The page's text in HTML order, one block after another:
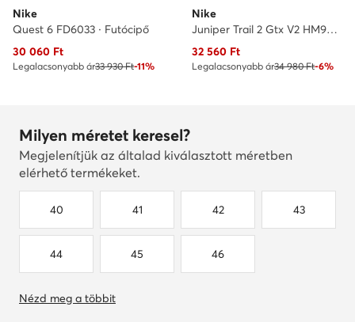
Nike
Quest 6 FD6033 · Futócipő
Aktuális ár
30 060 Ft
Legalacsonyabb ár33 930 Ft-11%
Nike
Juniper Trail 2 Gtx V2 HM9734 200 · Futócipő
Aktuális ár
32 560 Ft
Legalacsonyabb ár34 980 Ft-6%
Milyen méretet keresel?
Megjelenítjük az általad kiválasztott méretben
elérhető termékeket.
40 41 42 43
44 45 46
Nézd meg a többit